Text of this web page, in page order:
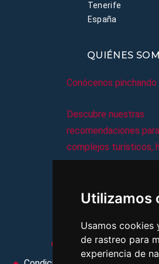
Utilizamos
Usamos cookies
de rastreo para
experiencia de
Tenerife
España
QUIÉNES
Conócenos pinchando
Descubre nuestras
recomendaciones
complejos turísticos,
vacaciones, paquetes
Aviso legal